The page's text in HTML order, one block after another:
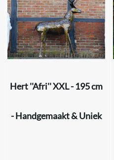
Hert ''Afri'' XXL - 195 cm
- Handgemaakt & Uniek